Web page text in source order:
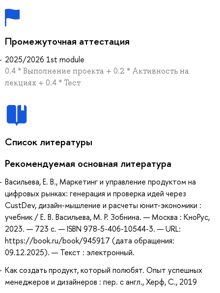
Промежуточная аттестация
2025/2026 1st module
0.4 * Выполнение проекта + 0.2 * Активность на
лекциях + 0.4 * Тест
Список литературы
Рекомендуемая основная литература
Васильева, Е. В., Маркетинг и управление продуктом на
цифровых рынках: генерация и проверка идей через
CustDev, дизайн-мышление и расчеты юнит-экономики :
учебник / Е. В. Васильева, М. Р. Зобнина. — Москва : КноРус,
2023. — 723 с. — ISBN 978-5-406-10544-3. — URL:
https://book.ru/book/945917 (дата обращения:
09.12.2025). — Текст : электронный.
Как создать продукт, который полюбят. Опыт успешных
менеджеров и дизайнеров : пер. с англ., Херф, С., 2019